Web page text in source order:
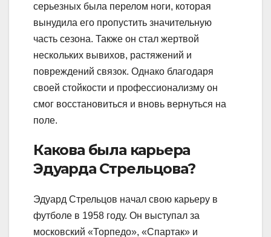
серьезных была перелом ноги, которая
вынудила его пропустить значительную
часть сезона. Также он стал жертвой
нескольких вывихов, растяжений и
повреждений связок. Однако благодаря
своей стойкости и профессионализму он
смог восстановиться и вновь вернуться на
поле.
Какова была карьера
Эдуарда Стрельцова?
Эдуард Стрельцов начал свою карьеру в
футболе в 1958 году. Он выступал за
московский «Торпедо», «Спартак» и